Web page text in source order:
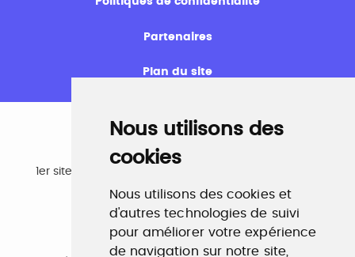
Nous utilisons des
cookies
Nous utilisons des cookies et
d'autres technologies de suivi
pour améliorer votre expérience
de navigation sur notre site,
Partenaires
Plan du site
Emploi
1er site emploi du secteur culturel 784.000 visites et
www.profilculture.com
Formation